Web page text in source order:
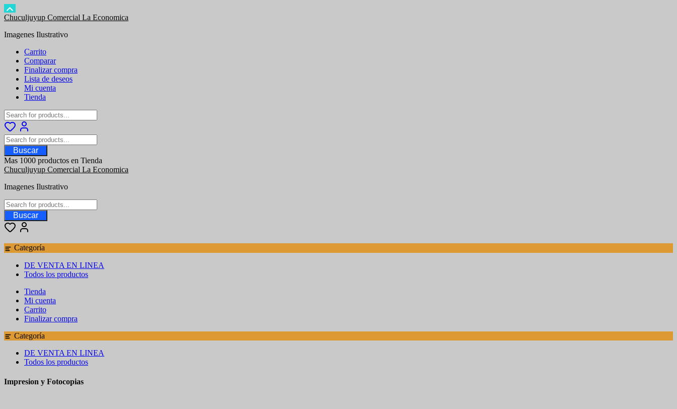
Saltar
contenido
Chuculjuyup Comercial La Economica
Imagenes Ilustrativo
Carrito
Comparar
Finalizar compra
Lista de deseos
Mi cuenta
Tienda
Buscar
Mas 1000 productos en Tienda
Chuculjuyup Comercial La Economica
Imagenes Ilustrativo
Buscar
Categoría
DE VENTA EN LINEA
Todos los productos
Tienda
Mi cuenta
Carrito
Finalizar compra
Categoría
DE VENTA EN LINEA
Todos los productos
Impresion y Fotocopias